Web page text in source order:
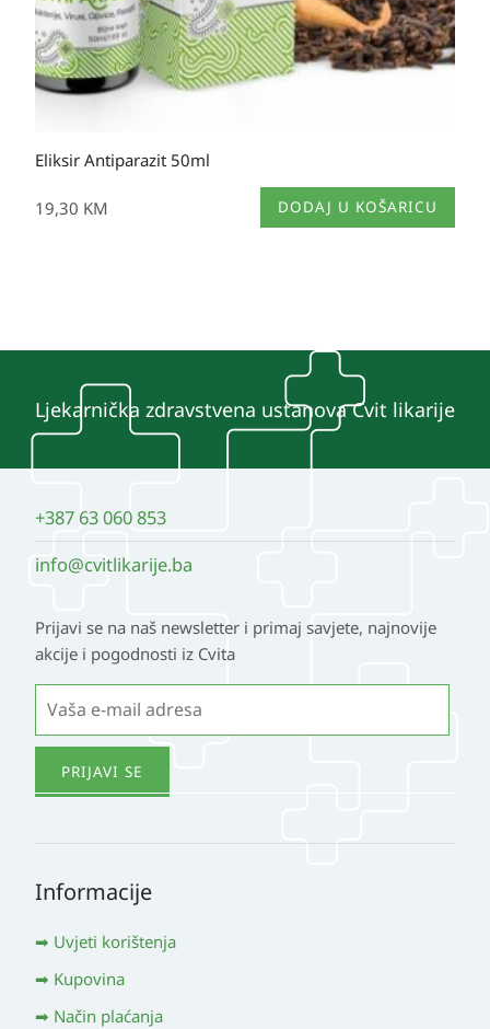
Eliksir Antiparazit 50ml
19,30 KM DODAJ U KOŠARICU
Ljekarnička zdravstvena ustanova Cvit likarije
+387 63 060 853
info@cvitlikarije.ba
Prijavi se na naš newsletter i primaj savjete, najnovije
akcije i pogodnosti iz Cvita
Informacije
Uvjeti korištenja
Kupovina
Način plaćanja